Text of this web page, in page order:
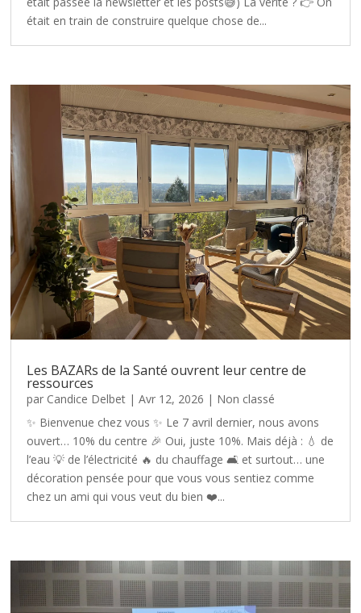
était en train de construire quelque chose de...
Les BAZARs de la Santé ouvrent leur centre de
ressources
par Candice Delbet |Avr 12, 2026 | Non classé
✨ Bienvenue chez vous ✨ Le 7 avril dernier, nous avons
ouvert… 10% du centre 🎉 Oui, juste 10%. Mais déjà : 💧 de
l’eau 💡 de l’électricité 🔥 du chauffage 🛋️ et surtout… une
décoration pensée pour que vous vous sentiez comme
chez un ami qui vous veut du bien ❤️...